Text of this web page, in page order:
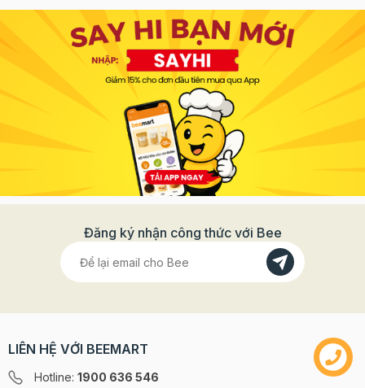
Đăng ký nhận công thức với Bee
LIÊN HỆ VỚI BEEMART
Hotline: 1900 636 546